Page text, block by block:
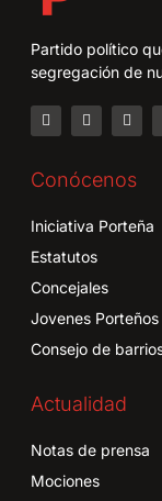
Partido político
segregación de
Conócenos
Iniciativa Porteña
Estatutos
Concejales
Jovenes Porteños
Consejo de
Actualidad
Notas de prensa
Mociones